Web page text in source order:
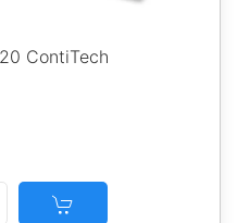
ContiTech